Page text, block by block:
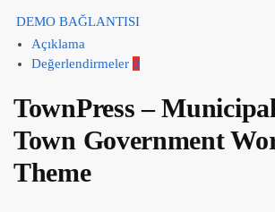
DEMO BAĞLANTISI
Açıklama
Değerlendirmeler 0
TownPress –
Town Government
Theme